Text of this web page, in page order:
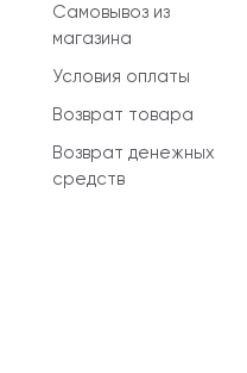
Самовывоз из
магазина
Условия оплаты
Возврат товара
Возврат денежных
средств